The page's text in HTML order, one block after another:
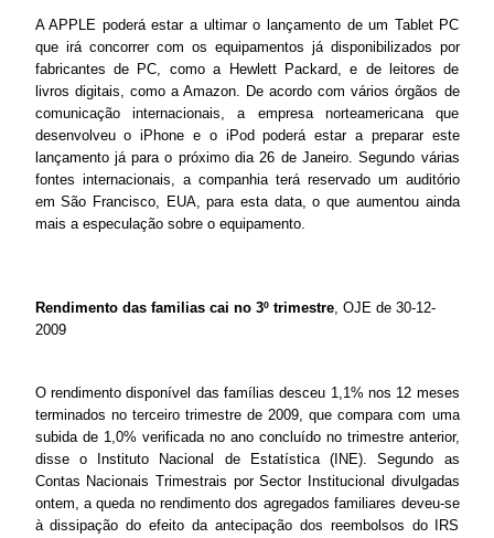
A APPLE poderá estar a ultimar o lançamento de um Tablet PC
que irá concorrer com os equipamentos já disponibilizados por
fabricantes de PC, como a Hewlett Packard, e de leitores de
livros digitais, como a Amazon. De acordo com vários órgãos de
comunicação internacionais, a empresa norteamericana que
desenvolveu o iPhone e o iPod poderá estar a preparar este
lançamento já para o próximo dia 26 de Janeiro. Segundo várias
fontes internacionais, a companhia terá reservado um auditório
em São Francisco, EUA, para esta data, o que aumentou ainda
mais a especulação sobre o equipamento.
Rendimento das familias cai no 3º trimestre, OJE de 30-12-
2009
O rendimento disponível das famílias desceu 1,1% nos 12 meses
terminados no terceiro trimestre de 2009, que compara com uma
subida de 1,0% verificada no ano concluído no trimestre anterior,
disse o Instituto Nacional de Estatística (INE). Segundo as
Contas Nacionais Trimestrais por Sector Institucional divulgadas
ontem, a queda no rendimento dos agregados familiares deveu-se
à dissipação do efeito da antecipação dos reembolsos do IRS